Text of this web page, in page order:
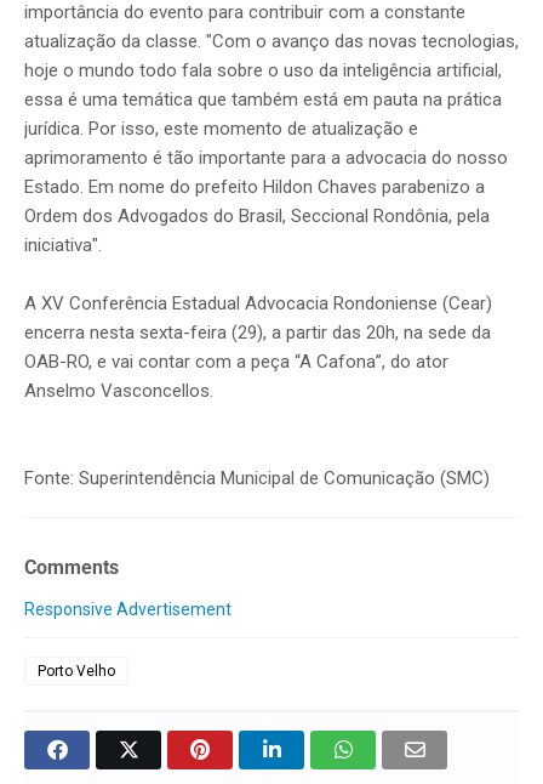
importância do evento para contribuir com a constante
atualização da classe. "Com o avanço das novas tecnologias,
hoje o mundo todo fala sobre o uso da inteligência artificial,
essa é uma temática que também está em pauta na prática
jurídica. Por isso, este momento de atualização e
aprimoramento é tão importante para a advocacia do nosso
Estado. Em nome do prefeito Hildon Chaves parabenizo a
Ordem dos Advogados do Brasil, Seccional Rondônia, pela
iniciativa".
A XV Conferência Estadual Advocacia Rondoniense (Cear)
encerra nesta sexta-feira (29), a partir das 20h, na sede da
OAB-RO, e vai contar com a peça “A Cafona”, do ator
Anselmo Vasconcellos.
Fonte: Superintendência Municipal de Comunicação (SMC)
Comments
Responsive Advertisement
Porto Velho